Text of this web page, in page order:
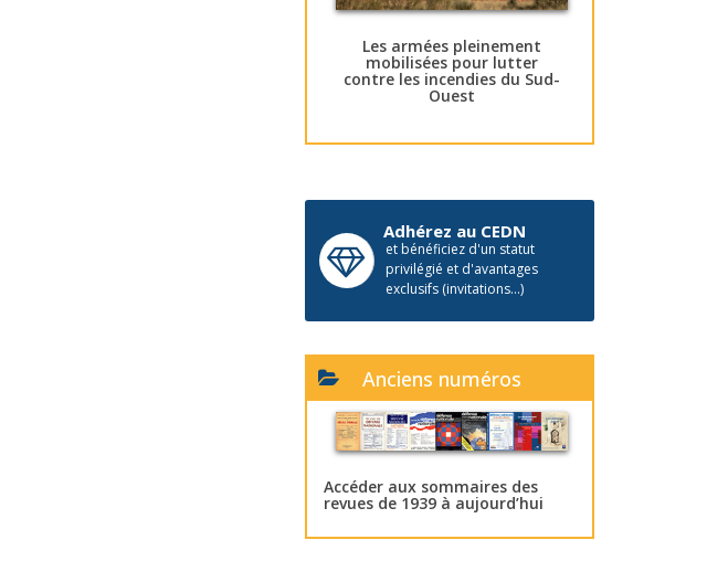
Les armées pleinement
mobilisées pour lutter
contre les incendies du Sud-
Ouest
Adhérez au CEDN
et bénéficiez d'un statut
privilégié et d'avantages
exclusifs (invitations...)
Anciens numéros
Accéder aux sommaires des
revues de 1939 à aujourd’hui